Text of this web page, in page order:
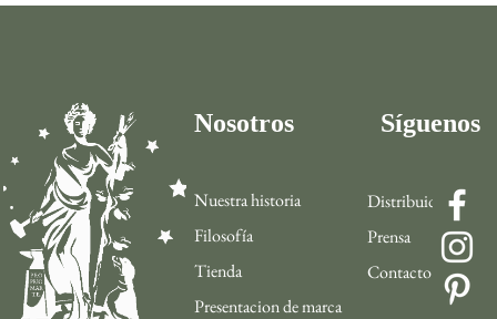
Nosotros
Nuestra historia
Filosofía
Tienda
Presentacion de marca
Distribuidor
Prensa
Contacto
Síguenos